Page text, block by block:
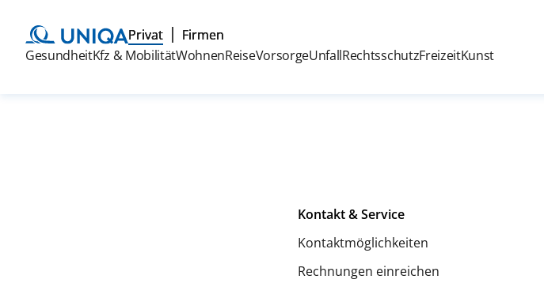
Privat Firmen
GesundheitKfz & MobilitätWohnenReiseVorsorgeUnfallRechtsschutzFreizeitKunst
Kontakt & Service
Kontaktmöglichkeiten
Rechnungen einreichen